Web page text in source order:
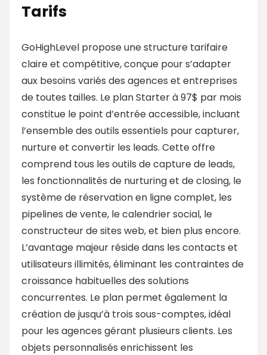
Tarifs
GoHighLevel propose une structure tarifaire
claire et compétitive, conçue pour s’adapter
aux besoins variés des agences et entreprises
de toutes tailles. Le plan Starter à 97$ par mois
constitue le point d’entrée accessible, incluant
l’ensemble des outils essentiels pour capturer,
nurture et convertir les leads. Cette offre
comprend tous les outils de capture de leads,
les fonctionnalités de nurturing et de closing, le
système de réservation en ligne complet, les
pipelines de vente, le calendrier social, le
constructeur de sites web, et bien plus encore.
L’avantage majeur réside dans les contacts et
utilisateurs illimités, éliminant les contraintes de
croissance habituelles des solutions
concurrentes. Le plan permet également la
création de jusqu’à trois sous-comptes, idéal
pour les agences gérant plusieurs clients. Les
objets personnalisés enrichissent les